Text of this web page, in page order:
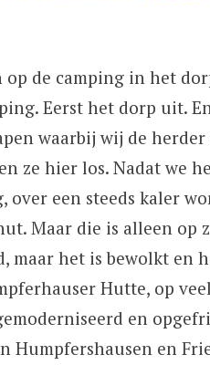
op de camping in het
Eerst het dorp uit.
waarbij wij de
ze hier los. Nadat we
over een steeds kaler
Maar die is alleen op
maar het is bewolkt en
Hutte, op
en
Humpfershausen en